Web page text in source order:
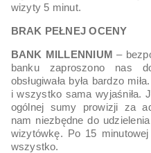
wizyty 5 minut.
BRAK PEŁNEJ OCENY
BANK MILLENNIUM –
banku zaproszono nas
obsługiwała była bardzo
i wszystko sama wyjaśniła.
ogólnej sumy prowizji za
nam niezbędne do
wizytówkę. Po 15
wszystko.